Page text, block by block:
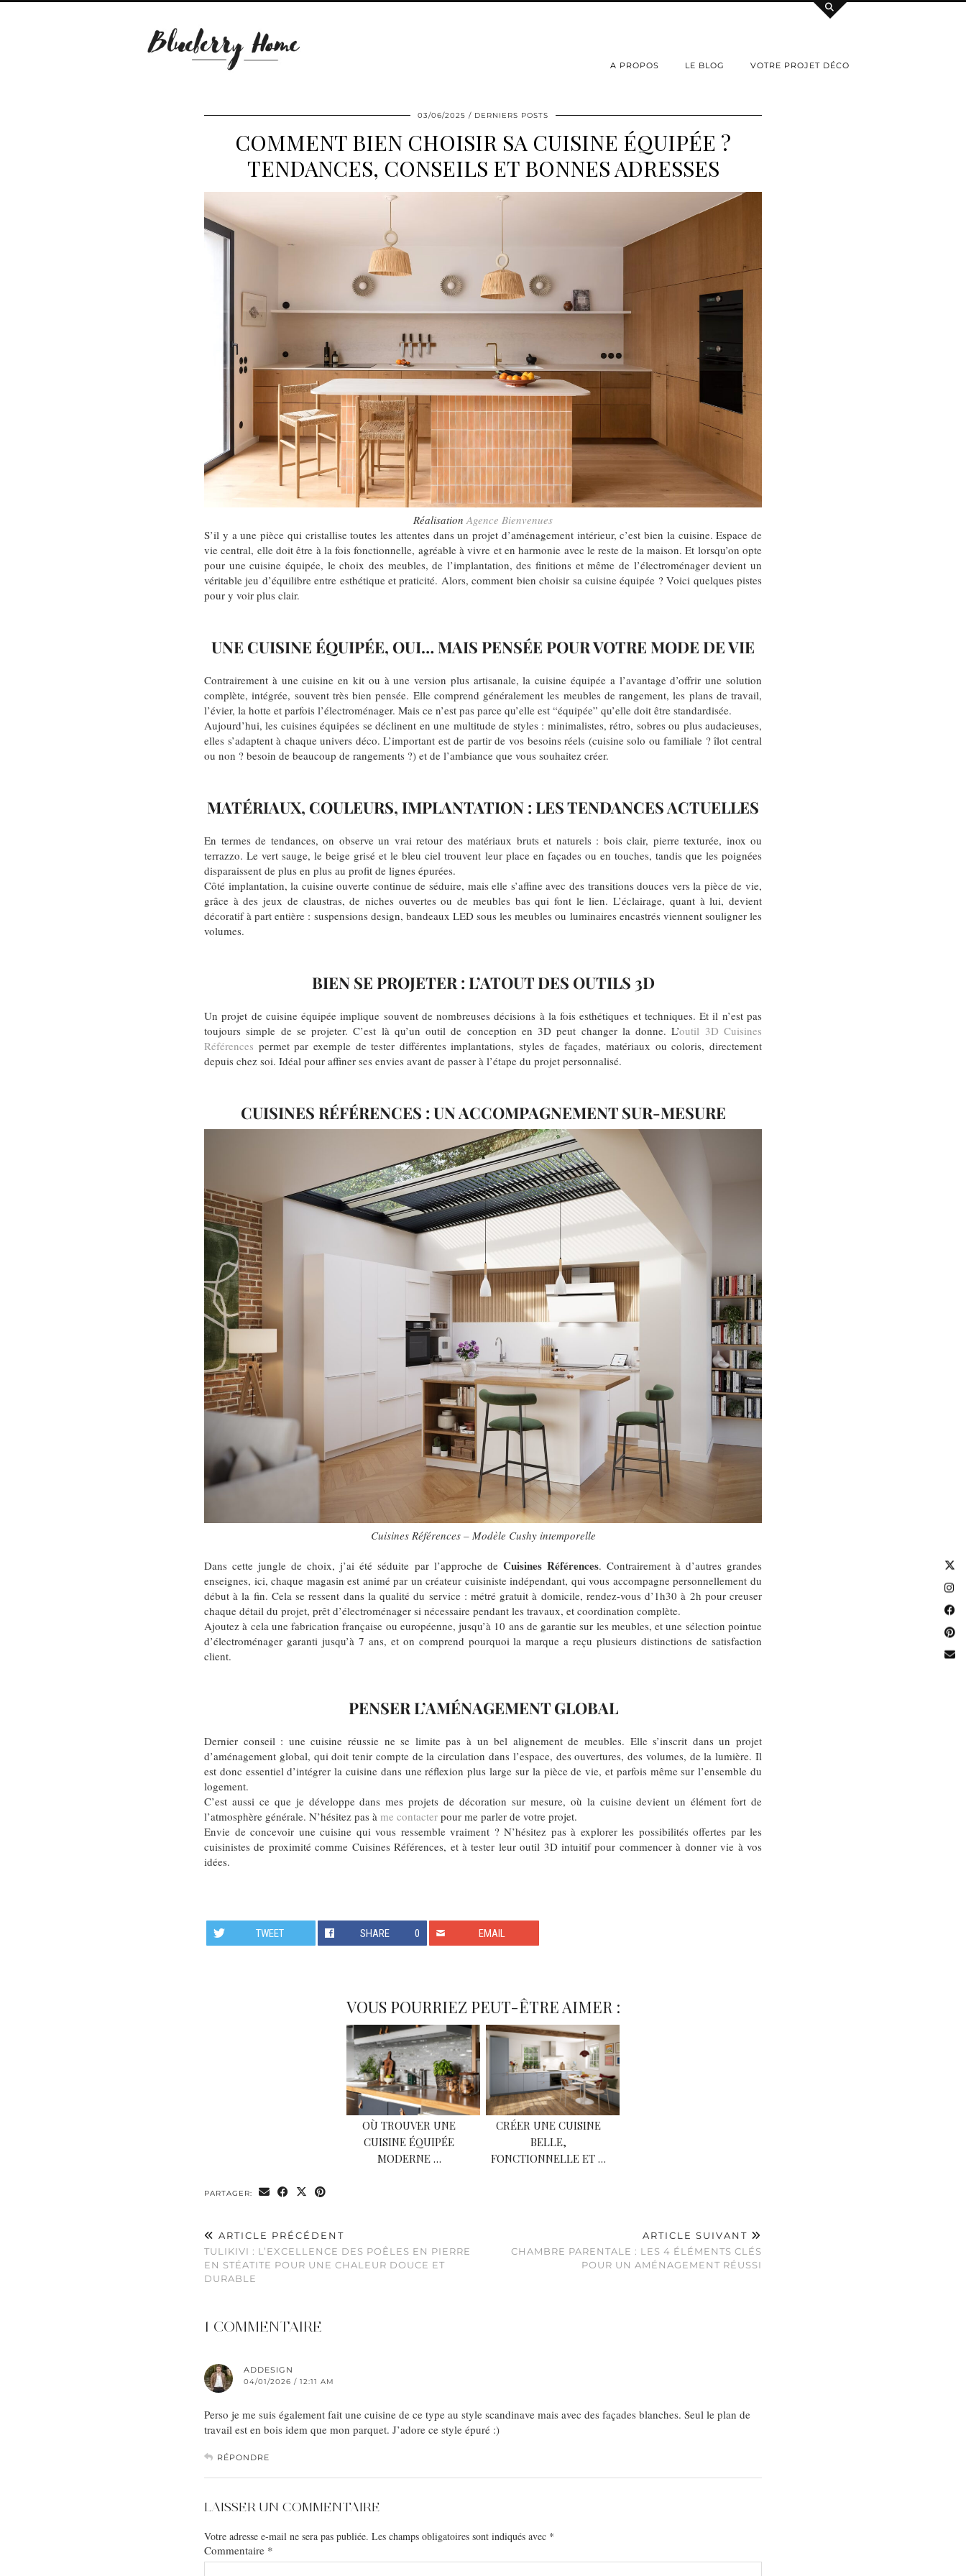
A PROPOS LE BLOG VOTRE PROJET DÉCO
03/06/2025 DERNIERS POSTS
COMMENT BIEN CHOISIR SA CUISINE ÉQUIPÉE ?
TENDANCES, CONSEILS ET BONNES ADRESSES
RéalisationAgence Bienvenues
S’il y a une pièce qui cristallise toutes les attentes dans un projet d’aménagement intérieur, c’est bien la cuisine. Espace de
vie central, elle doit être à la fois fonctionnelle, agréable à vivre et en harmonie avec le reste de la maison. Et lorsqu’on opte
pour une cuisine équipée, le choix des meubles, de l’implantation, des finitions et même de l’électroménager devient un
véritable jeu d’équilibre entre esthétique et praticité. Alors, comment bien choisir sa cuisine équipée ? Voici quelques pistes
pour y voir plus clair.
UNE CUISINE ÉQUIPÉE, OUI… MAIS PENSÉE POUR VOTRE MODE DE VIE
Contrairement à une cuisine en kit ou à une version plus artisanale, la cuisine équipée a l’avantage d’offrir une solution
complète, intégrée, souvent très bien pensée. Elle comprend généralement les meubles de rangement, les plans de travail,
l’évier, la hotte et parfois l’électroménager. Mais ce n’est pas parce qu’elle est “équipée” qu’elle doit être standardisée.
Aujourd’hui, les cuisines équipées se déclinent en une multitude de styles : minimalistes, rétro, sobres ou plus audacieuses,
elles s’adaptent à chaque univers déco. L’important est de partir de vos besoins réels (cuisine solo ou familiale ? îlot central
ou non ? besoin de beaucoup de rangements ?) et de l’ambiance que vous souhaitez créer.
MATÉRIAUX, COULEURS, IMPLANTATION : LES TENDANCES ACTUELLES
En termes de tendances, on observe un vrai retour des matériaux bruts et naturels : bois clair, pierre texturée, inox ou
terrazzo. Le vert sauge, le beige grisé et le bleu ciel trouvent leur place en façades ou en touches, tandis que les poignées
disparaissent de plus en plus au profit de lignes épurées.
Côté implantation, la cuisine ouverte continue de séduire, mais elle s’affine avec des transitions douces vers la pièce de vie,
grâce à des jeux de claustras, de niches ouvertes ou de meubles bas qui font le lien. L’éclairage, quant à lui, devient
décoratif à part entière : suspensions design, bandeaux LED sous les meubles ou luminaires encastrés viennent souligner les
volumes.
BIEN SE PROJETER : L’ATOUT DES OUTILS 3D
Un projet de cuisine équipée implique souvent de nombreuses décisions à la fois esthétiques et techniques. Et il n’est pas
toujours simple de se projeter. C’est là qu’un outil de conception en 3D peut changer la donne. L’outil 3D Cuisines
Références permet par exemple de tester différentes implantations, styles de façades, matériaux ou coloris, directement
depuis chez soi. Idéal pour affiner ses envies avant de passer à l’étape du projet personnalisé.
CUISINES RÉFÉRENCES : UN ACCOMPAGNEMENT SUR-MESURE
Cuisines Références – Modèle Cushy intemporelle
Dans cette jungle de choix, j’ai été séduite par l’approche de Cuisines Références. Contrairement à d’autres grandes
enseignes, ici, chaque magasin est animé par un créateur cuisiniste indépendant, qui vous accompagne personnellement du
début à la fin. Cela se ressent dans la qualité du service : métré gratuit à domicile, rendez-vous d’1h30 à 2h pour creuser
chaque détail du projet, prêt d’électroménager si nécessaire pendant les travaux, et coordination complète.
Ajoutez à cela une fabrication française ou européenne, jusqu’à 10 ans de garantie sur les meubles, et une sélection pointue
d’électroménager garanti jusqu’à 7 ans, et on comprend pourquoi la marque a reçu plusieurs distinctions de satisfaction
client.
PENSER L’AMÉNAGEMENT GLOBAL
Dernier conseil : une cuisine réussie ne se limite pas à un bel alignement de meubles. Elle s’inscrit dans un projet
d’aménagement global, qui doit tenir compte de la circulation dans l’espace, des ouvertures, des volumes, de la lumière. Il
est donc essentiel d’intégrer la cuisine dans une réflexion plus large sur la pièce de vie, et parfois même sur l’ensemble du
logement.
C’est aussi ce que je développe dans mes projets de décoration sur mesure, où la cuisine devient un élément fort de
l’atmosphère générale. N’hésitez pas à me contacter pour me parler de votre projet.
Envie de concevoir une cuisine qui vous ressemble vraiment ? N’hésitez pas à explorer les possibilités offertes par les
cuisinistes de proximité comme Cuisines Références, et à tester leur outil 3D intuitif pour commencer à donner vie à vos
idées.
TWEET SHARE 0 EMAIL
VOUS POURRIEZ PEUT-ÊTRE AIMER :
OÙ TROUVER UNE
CUISINE ÉQUIPÉE
MODERNE …
CRÉER UNE CUISINE
BELLE,
FONCTIONNELLE ET …
PARTAGER:
ARTICLE PRÉCÉDENT
TULIKIVI : L’EXCELLENCE DES POÊLES EN PIERRE
EN STÉATITE POUR UNE CHALEUR DOUCE ET
DURABLE
ARTICLE SUIVANT
CHAMBRE PARENTALE : LES 4 ÉLÉMENTS CLÉS
POUR UN AMÉNAGEMENT RÉUSSI
1 COMMENTAIRE
ADDESIGN
04/01/2026 / 12:11 AM
Perso je me suis également fait une cuisine de ce type au style scandinave mais avec des façades blanches. Seul le plan de
travail est en bois idem que mon parquet. J’adore ce style épuré :)
RÉPONDRE
LAISSER UN COMMENTAIRE
Votre adresse e-mail ne sera pas publiée. Les champs obligatoires sont indiqués avec *
Commentaire *